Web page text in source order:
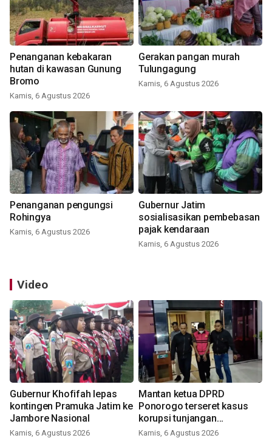
Penanganan kebakaran
hutan di kawasan Gunung
Bromo
Kamis, 6 Agustus 2026
Gerakan pangan murah
Tulungagung
Kamis, 6 Agustus 2026
Penanganan pengungsi
Rohingya
Kamis, 6 Agustus 2026
Gubernur Jatim
sosialisasikan pembebasan
pajak kendaraan
Kamis, 6 Agustus 2026
Video
Gubernur Khofifah lepas
kontingen Pramuka Jatim ke
Jambore Nasional
Kamis, 6 Agustus 2026
Mantan ketua DPRD
Ponorogo terseret kasus
korupsi tunjangan
perumahan
Kamis, 6 Agustus 2026